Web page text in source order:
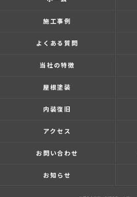
施工事例
よくある質問
当社の特徴
屋根塗装
内装復旧
アクセス
お問い合わせ
お知らせ